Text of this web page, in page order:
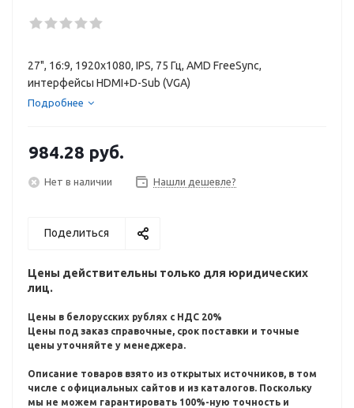
27", 16:9, 1920x1080, IPS, 75 Гц, AMD FreeSync,
интерфейсы HDMI+D-Sub (VGA)
Подробнее
984.28 руб.
Нет в наличии Нашли дешевле?
Поделиться
Цены действительны только для юридических
лиц.
Цены в белорусских рублях с НДС 20%
Цены под заказ справочные, срок поставки и точные
цены уточняйте у менеджера.
Описание товаров взято из открытых источников, в том
числе с официальных сайтов и из каталогов. Поскольку
мы не можем гарантировать 100%-ную точность и